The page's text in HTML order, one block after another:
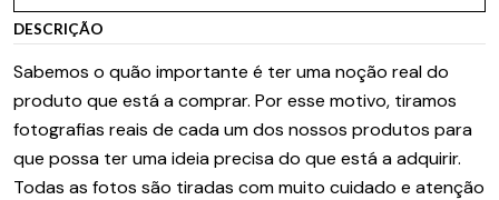
DESCRIÇÃO
Sabemos o quão importante é ter uma noção real do
produto que está a comprar. Por esse motivo, tiramos
fotografias reais de cada um dos nossos produtos para
que possa ter uma ideia precisa do que está a adquirir.
Todas as fotos são tiradas com muito cuidado e atenção